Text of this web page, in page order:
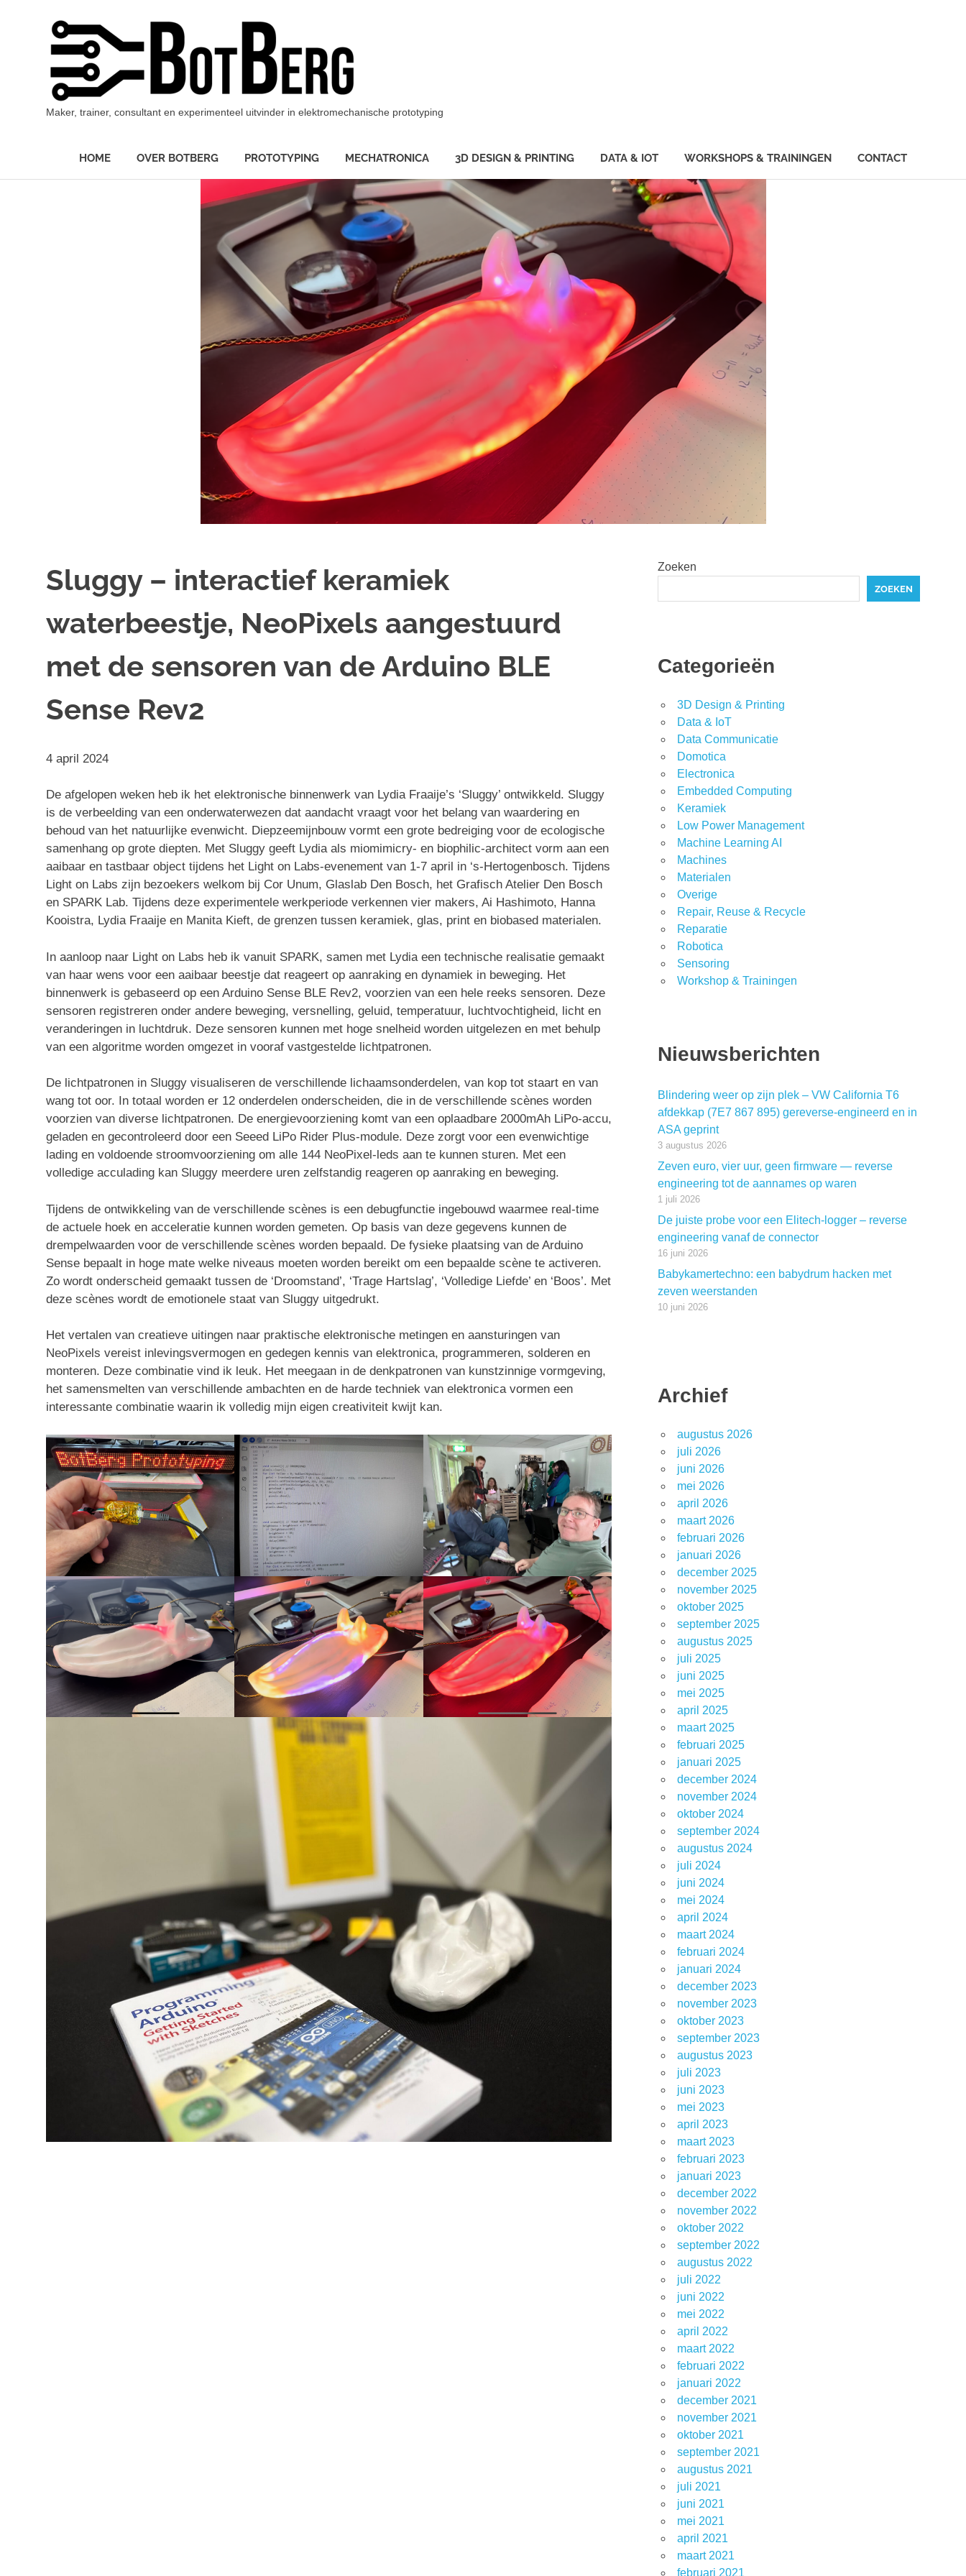
Maker, trainer, consultant en experimenteel uitvinder in elektromechanische prototyping
HOME OVER BOTBERG PROTOTYPING MECHATRONICA 3D DESIGN & PRINTING DATA & IOT WORKSHOPS & TRAININGEN CONTACT
Sluggy – interactief keramiek
waterbeestje, NeoPixels aangestuurd
met de sensoren van de Arduino BLE
Sense Rev2
4 april 2024
De afgelopen weken heb ik het elektronische binnenwerk van Lydia Fraaije’s ‘Sluggy’ ontwikkeld. Sluggy
is de verbeelding van een onderwaterwezen dat aandacht vraagt voor het belang van waardering en
behoud van het natuurlijke evenwicht. Diepzeemijnbouw vormt een grote bedreiging voor de ecologische
samenhang op grote diepten. Met Sluggy geeft Lydia als miomimicry- en biophilic-architect vorm aan een
aaibaar en tastbaar object tijdens het Light on Labs-evenement van 1-7 april in ‘s-Hertogenbosch. Tijdens
Light on Labs zijn bezoekers welkom bij Cor Unum, Glaslab Den Bosch, het Grafisch Atelier Den Bosch
en SPARK Lab. Tijdens deze experimentele werkperiode verkennen vier makers, Ai Hashimoto, Hanna
Kooistra, Lydia Fraaije en Manita Kieft, de grenzen tussen keramiek, glas, print en biobased materialen.
In aanloop naar Light on Labs heb ik vanuit SPARK, samen met Lydia een technische realisatie gemaakt
van haar wens voor een aaibaar beestje dat reageert op aanraking en dynamiek in beweging. Het
binnenwerk is gebaseerd op een Arduino Sense BLE Rev2, voorzien van een hele reeks sensoren. Deze
sensoren registreren onder andere beweging, versnelling, geluid, temperatuur, luchtvochtigheid, licht en
veranderingen in luchtdruk. Deze sensoren kunnen met hoge snelheid worden uitgelezen en met behulp
van een algoritme worden omgezet in vooraf vastgestelde lichtpatronen.
De lichtpatronen in Sluggy visualiseren de verschillende lichaamsonderdelen, van kop tot staart en van
wang tot oor. In totaal worden er 12 onderdelen onderscheiden, die in de verschillende scènes worden
voorzien van diverse lichtpatronen. De energievoorziening komt van een oplaadbare 2000mAh LiPo-accu,
geladen en gecontroleerd door een Seeed LiPo Rider Plus-module. Deze zorgt voor een evenwichtige
lading en voldoende stroomvoorziening om alle 144 NeoPixel-leds aan te kunnen sturen. Met een
volledige acculading kan Sluggy meerdere uren zelfstandig reageren op aanraking en beweging.
Tijdens de ontwikkeling van de verschillende scènes is een debugfunctie ingebouwd waarmee real-time
de actuele hoek en acceleratie kunnen worden gemeten. Op basis van deze gegevens kunnen de
drempelwaarden voor de verschillende scènes worden bepaald. De fysieke plaatsing van de Arduino
Sense bepaalt in hoge mate welke niveaus moeten worden bereikt om een bepaalde scène te activeren.
Zo wordt onderscheid gemaakt tussen de ‘Droomstand’, ‘Trage Hartslag’, ‘Volledige Liefde’ en ‘Boos’. Met
deze scènes wordt de emotionele staat van Sluggy uitgedrukt.
Het vertalen van creatieve uitingen naar praktische elektronische metingen en aansturingen van
NeoPixels vereist inlevingsvermogen en gedegen kennis van elektronica, programmeren, solderen en
monteren. Deze combinatie vind ik leuk. Het meegaan in de denkpatronen van kunstzinnige vormgeving,
het samensmelten van verschillende ambachten en de harde techniek van elektronica vormen een
interessante combinatie waarin ik volledig mijn eigen creativiteit kwijt kan.
Zoeken
ZOEKEN
Categorieën
3D Design & Printing
Data & IoT
Data Communicatie
Domotica
Electronica
Embedded Computing
Keramiek
Low Power Management
Machine Learning AI
Machines
Materialen
Overige
Repair, Reuse & Recycle
Reparatie
Robotica
Sensoring
Workshop & Trainingen
Nieuwsberichten
Blindering weer op zijn plek – VW California T6
afdekkap (7E7 867 895) gereverse-engineerd en in
ASA geprint
3 augustus 2026
Zeven euro, vier uur, geen firmware — reverse
engineering tot de aannames op waren
1 juli 2026
De juiste probe voor een Elitech-logger – reverse
engineering vanaf de connector
16 juni 2026
Babykamertechno: een babydrum hacken met
zeven weerstanden
10 juni 2026
Archief
augustus 2026
juli 2026
juni 2026
mei 2026
april 2026
maart 2026
februari 2026
januari 2026
december 2025
november 2025
oktober 2025
september 2025
augustus 2025
juli 2025
juni 2025
mei 2025
april 2025
maart 2025
februari 2025
januari 2025
december 2024
november 2024
oktober 2024
september 2024
augustus 2024
juli 2024
juni 2024
mei 2024
april 2024
maart 2024
februari 2024
januari 2024
december 2023
november 2023
oktober 2023
september 2023
augustus 2023
juli 2023
juni 2023
mei 2023
april 2023
maart 2023
februari 2023
januari 2023
december 2022
november 2022
oktober 2022
september 2022
augustus 2022
juli 2022
juni 2022
mei 2022
april 2022
maart 2022
februari 2022
januari 2022
december 2021
november 2021
oktober 2021
september 2021
augustus 2021
juli 2021
juni 2021
mei 2021
april 2021
maart 2021
februari 2021